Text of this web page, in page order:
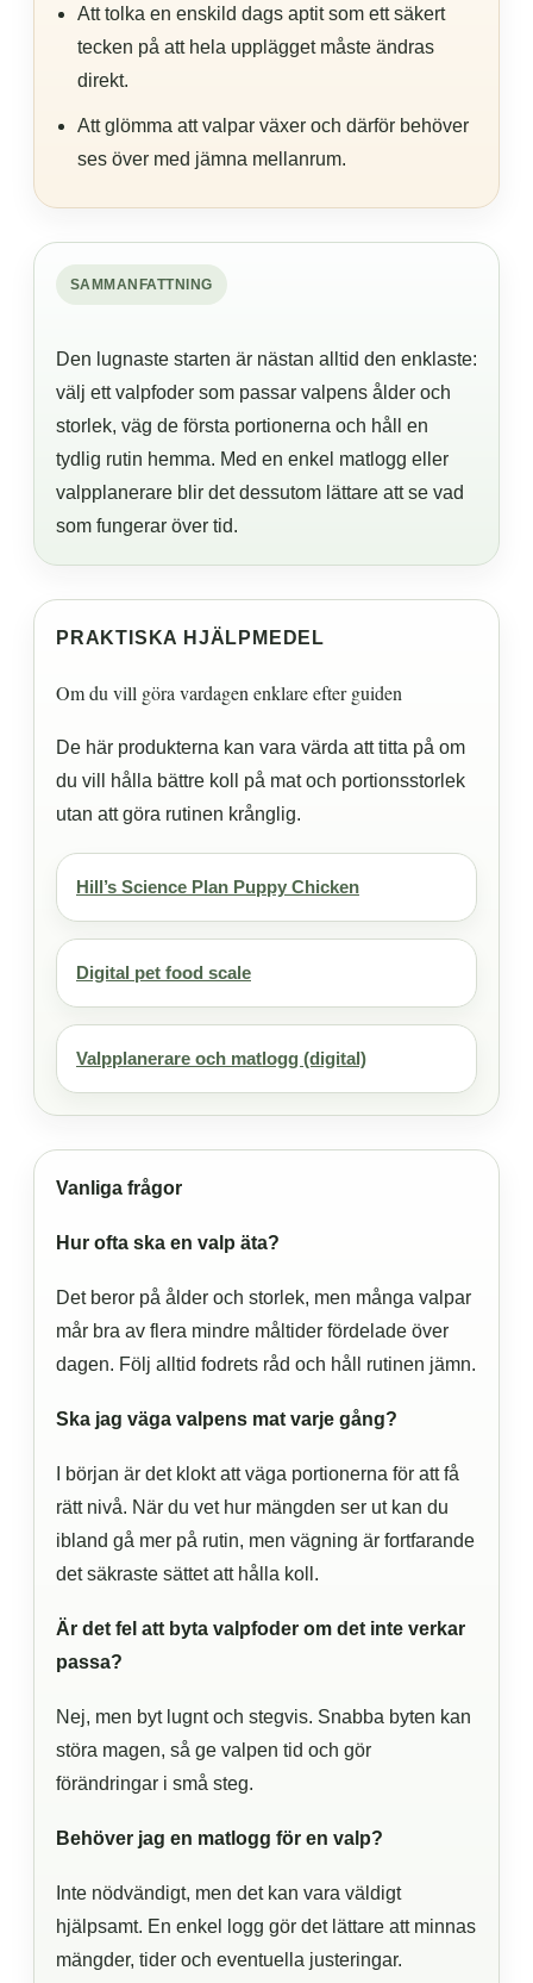
Att tolka en enskild dags aptit som ett säkert
tecken på att hela upplägget måste ändras
direkt.
Att glömma att valpar växer och därför behöver
ses över med jämna mellanrum.
SAMMANFATTNING
Den lugnaste starten är nästan alltid den enklaste:
välj ett valpfoder som passar valpens ålder och
storlek, väg de första portionerna och håll en
tydlig rutin hemma. Med en enkel matlogg eller
valpplanerare blir det dessutom lättare att se vad
som fungerar över tid.
PRAKTISKA HJÄLPMEDEL
Om du vill göra vardagen enklare efter guiden
De här produkterna kan vara värda att titta på om
du vill hålla bättre koll på mat och portionsstorlek
utan att göra rutinen krånglig.
Hill’s Science Plan Puppy Chicken
Digital pet food scale
Valpplanerare och matlogg (digital)
Vanliga frågor
Hur ofta ska en valp äta?
Det beror på ålder och storlek, men många valpar
mår bra av flera mindre måltider fördelade över
dagen. Följ alltid fodrets råd och håll rutinen jämn.
Ska jag väga valpens mat varje gång?
I början är det klokt att väga portionerna för att få
rätt nivå. När du vet hur mängden ser ut kan du
ibland gå mer på rutin, men vägning är fortfarande
det säkraste sättet att hålla koll.
Är det fel att byta valpfoder om det inte verkar
passa?
Nej, men byt lugnt och stegvis. Snabba byten kan
störa magen, så ge valpen tid och gör
förändringar i små steg.
Behöver jag en matlogg för en valp?
Inte nödvändigt, men det kan vara väldigt
hjälpsamt. En enkel logg gör det lättare att minnas
mängder, tider och eventuella justeringar.